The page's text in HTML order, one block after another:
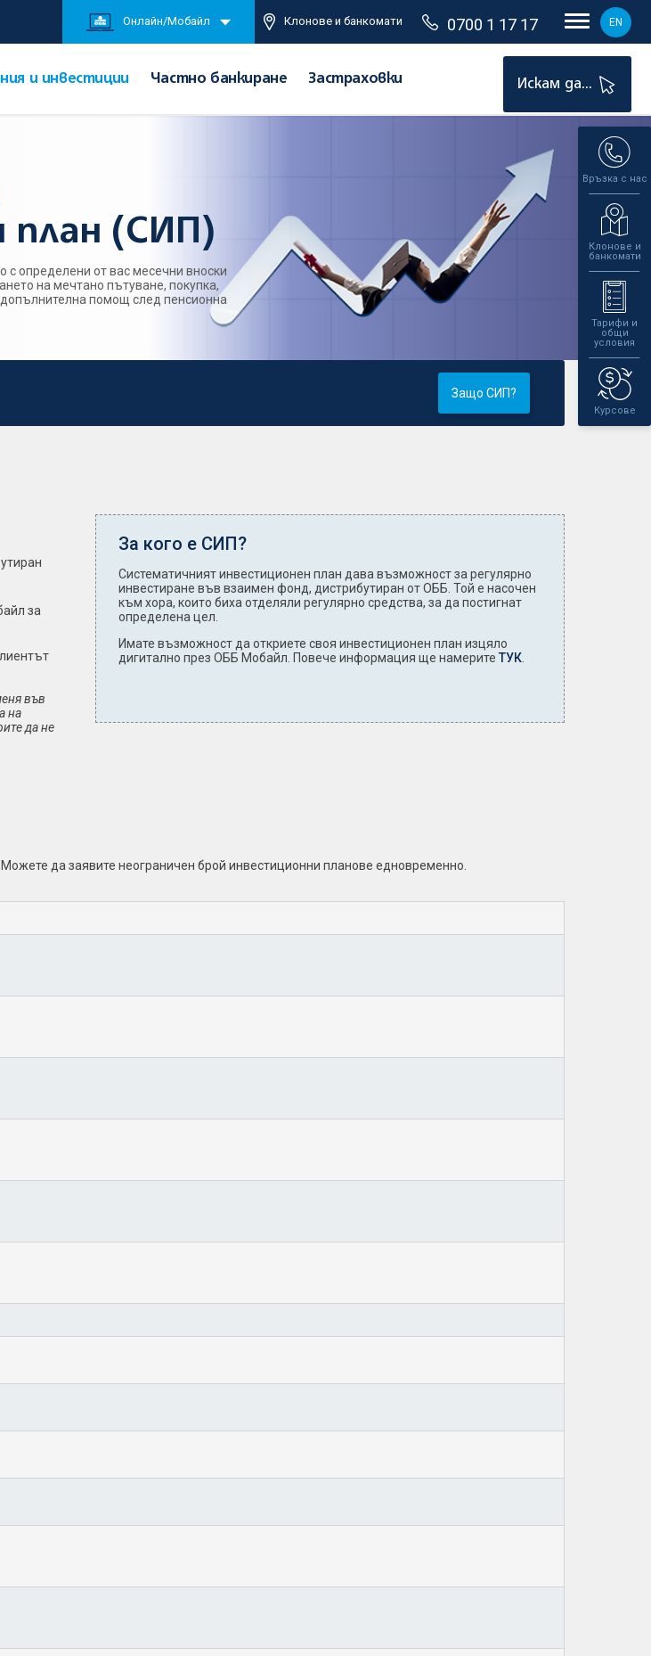
Онлайн/Мобайл Клонове и банкомати 0700 1 17 17 EN
и инвестиции Частно банкиране Застраховки Искам да...
Връзка с нас
Клонове и
банкомати
Тарифи и
общи
условия
Курсове
план (СИП)
с определени от вас месечни вноски
на мечтано пътуване, покупка,
помощ след пенсионна
Защо СИП?
за
във
на
да не
За кого е СИП?
Систематичният инвестиционен план дава възможност за регулярно
инвестиране във взаимен фонд, дистрибутиран от ОББ. Той е насочен
към хора, които биха отделяли регулярно средства, за да постигнат
определена цел.
Имате възможност да откриете своя инвестиционен план изцяло
дигитално през ОББ Мобайл. Повече информация ще намерите ТУК.
да заявите неограничен брой инвестиционни планове едновременно.